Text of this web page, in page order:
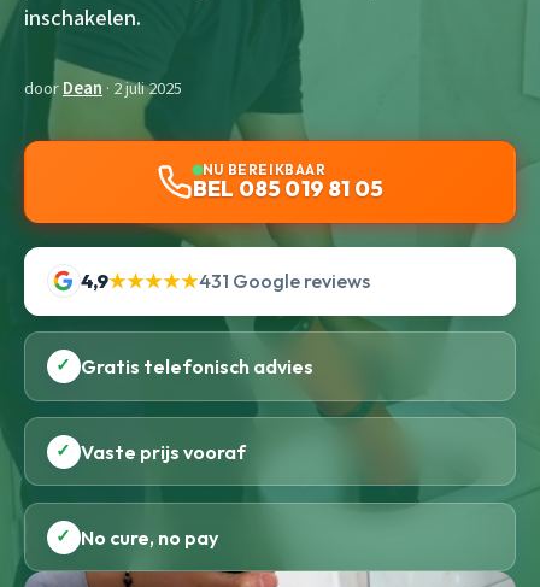
inschakelen.
doorDean · 2 juli 2025
NU BEREIKBAAR
BEL 085 019 81 05
4,9★★★★★431 Google reviews
✓ Gratis telefonisch advies
✓ Vaste prijs vooraf
✓ No cure, no pay